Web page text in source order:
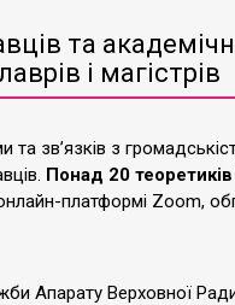
та
і магістрів
та зв’язків з
Понад 20
платформі Zoom,
Апарату Верховної